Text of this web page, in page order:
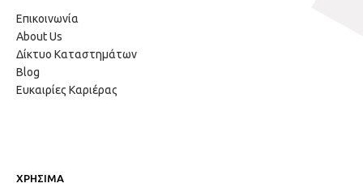
Επικοινωνία
About Us
Δίκτυο Καταστημάτων
Blog
Ευκαιρίες Καριέρας
ΧΡΗΣΙΜΑ